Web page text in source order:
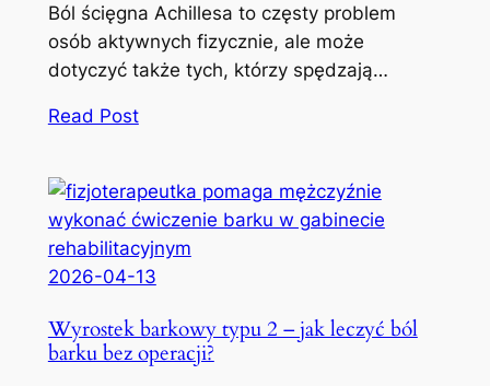
Ból ścięgna Achillesa to częsty problem
osób aktywnych fizycznie, ale może
dotyczyć także tych, którzy spędzają…
Read Post
2026-04-13
Wyrostek barkowy typu 2 – jak leczyć ból
barku bez operacji?